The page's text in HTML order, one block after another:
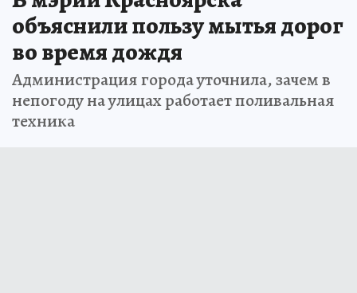
объяснили пользу мытья дорог
во время дождя
Администрация города уточнила, зачем в
непогоду на улицах работает поливальная
техника